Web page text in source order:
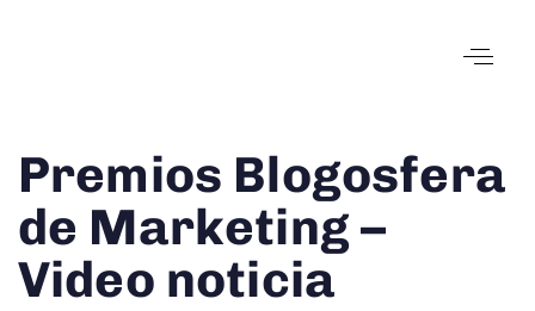
Premios Blogosfera
de Marketing –
Video noticia
on: